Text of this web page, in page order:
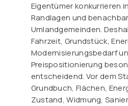
Eigentümer konkurrieren
Randlagen und
Umlandgemeinden.
Fahrzeit, Grundstück,
Modernisierungsbedarf
Preispositionierung
entscheidend. Vor dem
Grundbuch, Flächen,
Zustand, Widmung,